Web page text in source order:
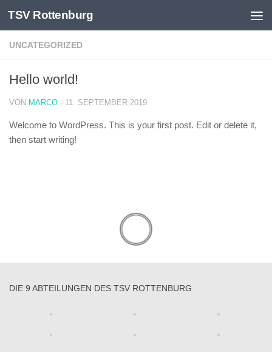
Skip to content
TSV Rottenburg
UNCATEGORIZED
Hello world!
VON MARCO · 11. SEPTEMBER 2019
Welcome to WordPress. This is your first post. Edit or delete it,
then start writing!
DIE 9 ABTEILUNGEN DES TSV ROTTENBURG